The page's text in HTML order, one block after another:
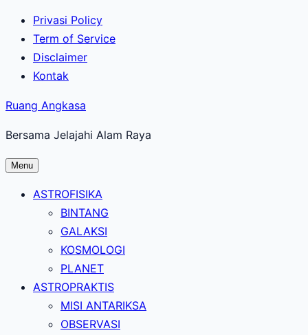
Lewati
konten
utama
Privasi Policy
Term of Service
Disclaimer
Kontak
Ruang Angkasa
Bersama Jelajahi Alam Raya
Menu
ASTROFISIKA
BINTANG
GALAKSI
KOSMOLOGI
PLANET
ASTROPRAKTIS
MISI ANTARIKSA
OBSERVASI